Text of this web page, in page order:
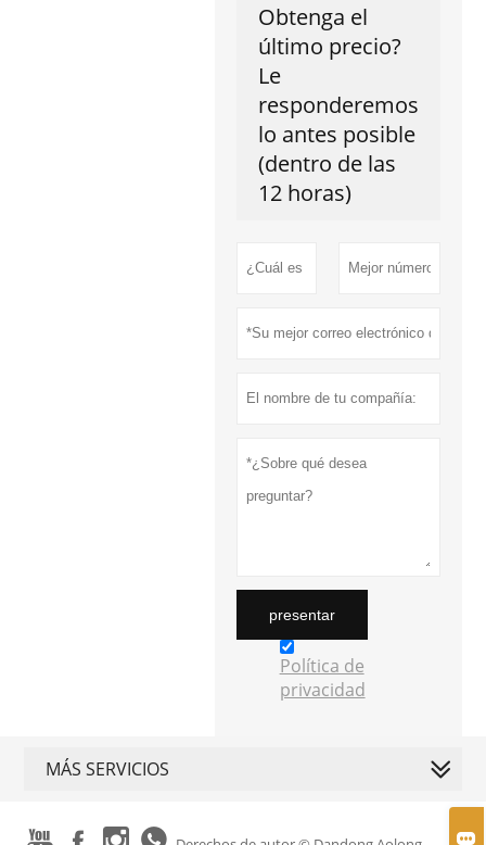

Obtenga el
último precio?
Le
responderemos
lo antes posible
(dentro de las
12 horas)
presentar
Política de
privacidad
MÁS SERVICIOS
   